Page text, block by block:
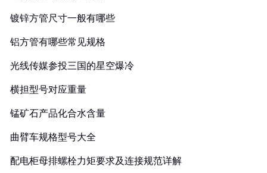
镀锌方管尺寸一般有哪些
铝方管有哪些常见规格
光线传媒参投三国的星空爆冷
横担型号对应重量
锰矿石产品化合水含量
曲臂车规格型号大全
配电柜母排螺栓力矩要求及连接规范详解